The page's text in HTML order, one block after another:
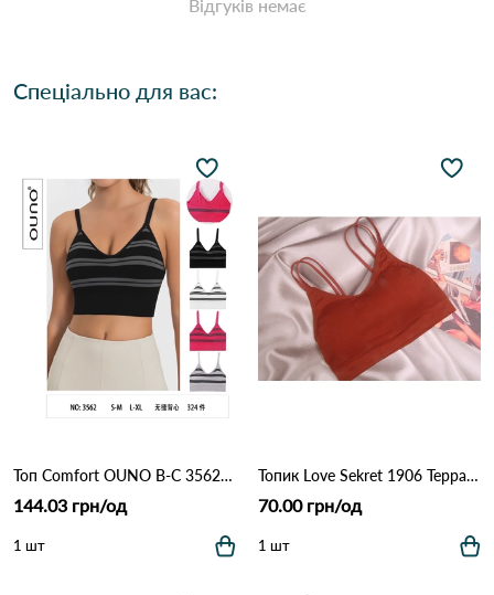
Відгуків немає
Спеціально для вас:
Топ Comfort OUNO B-C 3562 Різні кольори
144.03 грн/од
1 шт
Топик Love Sekret 1906 Терракота
70.00 грн/од
1 шт